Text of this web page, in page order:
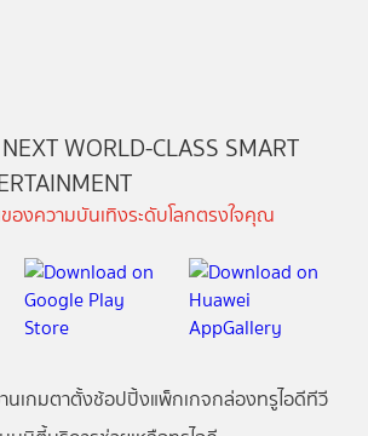
WORLD-CLASS SMART
องความบันเทิงระดับโลกตรงใจคุณ
นเกมตาตั้งช้อปปิ้งแพ็กเกจกล่องทรูไอดีทีวี